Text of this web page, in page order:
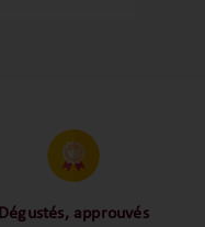
Dégustés, approuvés